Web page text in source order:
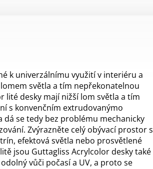
k univerzálnímu využití v interiéru a
světla a tím nepřekonatelnou
lité desky mají nižší lom světla a tím
s konvenčním extrudovanýmo
se tedy bez problému mechanicky
Zvýrazněte celý obývací prostor s
efektová světla nebo prosvětlené
jsou Guttagliss Acrylcolor desky také
vůči počasí a UV, a proto se